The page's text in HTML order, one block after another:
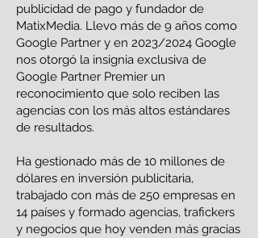
publicidad de pago y fundador de
MatixMedia. Llevo más de 9 años como
Google Partner y en 2023/2024 Google
nos otorgó la insignia exclusiva de
Google Partner Premier un
reconocimiento que solo reciben las
agencias con los más altos estándares
de resultados.
Ha gestionado más de 10 millones de
dólares en inversión publicitaria,
trabajado con más de 250 empresas en
14 países y formado agencias, trafickers
y negocios que hoy venden más gracias